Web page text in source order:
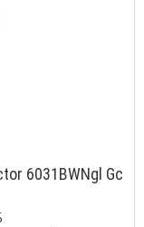
6031BWNgl Gc